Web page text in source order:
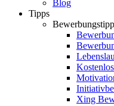
Blog
Tipps
Xing